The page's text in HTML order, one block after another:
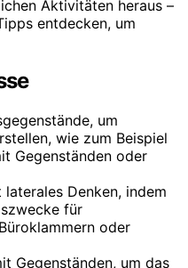
Aktivitäten heraus –
entdecken, um
um
wie zum Beispiel
Gegenständen oder
Denken, indem
für
oder
Gegenständen, um das